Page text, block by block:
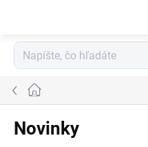
Domov
Novinky